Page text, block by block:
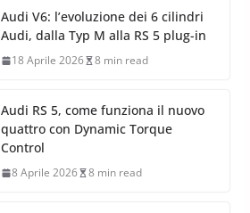
Audi V6: l’evoluzione dei 6 cilindri
Audi, dalla Typ M alla RS 5 plug-in
18 Aprile 2026 8 min read
Audi RS 5, come funziona il nuovo
quattro con Dynamic Torque
Control
8 Aprile 2026 8 min read